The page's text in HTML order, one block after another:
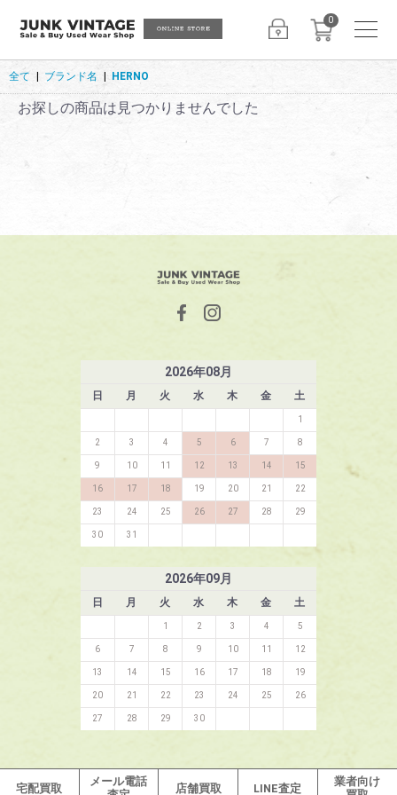
0
全て ブランド名 HERNO
お探しの商品は見つかりませんでした
宅配買取 メール電話
店舗買取 LINE査定 業者向け
2026年08月
日 月 火 水 木 金 土
1
2 3 4 5 6 7 8
9 10 11 12 13 14 15
16 17 18 19 20 21 22
23 24 25 26 27 28 29
30 31
2026年09月
日 月 火 水 木 金 土
1 2 3 4 5
6 7 8 9 10 11 12
13 14 15 16 17 18 19
20 21 22 23 24 25 26
27 28 29 30